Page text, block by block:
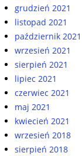
grudzień 2021
listopad 2021
październik 2021
wrzesień 2021
sierpień 2021
lipiec 2021
czerwiec 2021
maj 2021
kwiecień 2021
wrzesień 2018
sierpień 2018